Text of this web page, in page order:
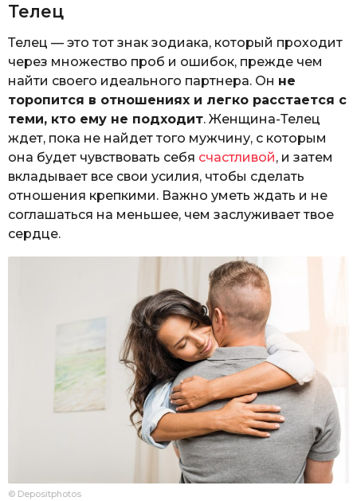
Телец
Телец — это тот знак зодиака, который проходит
через множество проб и ошибок, прежде чем
найти своего идеального партнера. Он не
торопится в отношениях и легко расстается с
теми, кто ему не подходит. Женщина-Телец
ждет, пока не найдет того мужчину, с которым
она будет чувствовать себя счастливой, и затем
вкладывает все свои усилия, чтобы сделать
отношения крепкими. Важно уметь ждать и не
соглашаться на меньшее, чем заслуживает твое
сердце.
© Depositphotos